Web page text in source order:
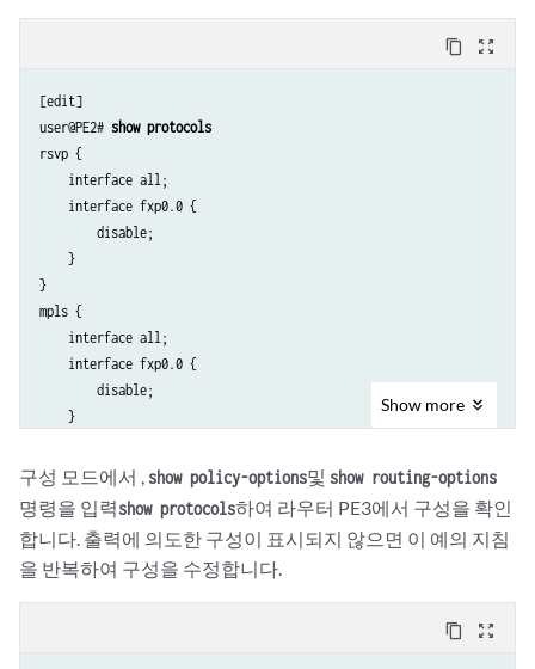
            file ep size 100m;
    }
}
bgp {
    traceoptions {
        file bgp.log world-readable;
    group ibgp {
        type internal;
        local-address 10.255.183.58;
        family inet {
            unicast;
        }
        family l2vpn {
            }
        }
        neighbor 192.0.2.3;
        neighbor 192.0.2.4;
content_copy zoom_out_map
[edit]
user@PE2# show protocols
rsvp {
    interface all;
    interface fxp0.0 {
        disable;
    }
}
mpls {
    interface all;
    interface fxp0.0 {
        disable;
    }
    egress-protection {
            protector;
            advertise-mode stub-alias;
        }
        traceoptions {
Show more
구성 모드에서 , show policy-options및 show routing-options
명령을 입력show protocols하여 라우터 PE3에서 구성을 확인
합니다. 출력에 의도한 구성이 표시되지 않으면 이 예의 지침
을 반복하여 구성을 수정합니다.
content_copy zoom_out_map